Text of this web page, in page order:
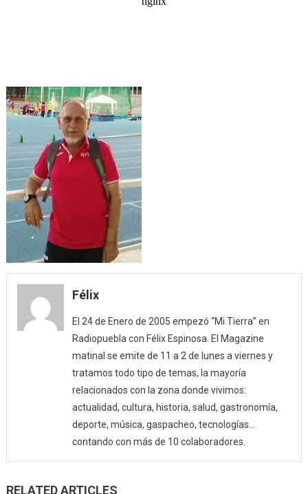
Félix
El 24 de Enero de 2005 empezó “Mi Tierra” en
Radiopuebla con Félix Espinosa. El Magazine
matinal se emite de 11 a 2 de lunes a viernes y
tratamos todo tipo de temas, la mayoría
relacionados con la zona donde vivimos:
actualidad, cultura, historia, salud, gastronomía,
deporte, música, gaspacheo, tecnologías…
contando con más de 10 colaboradores.
RELATED ARTICLES